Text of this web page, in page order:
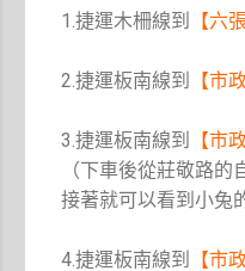
1.捷運木柵線到 【六
2.捷運板南線到 【市
3.捷運板南線到 【市
（下車後從莊敬路
接著就可以看到小兔
4.捷運板南線到 【市